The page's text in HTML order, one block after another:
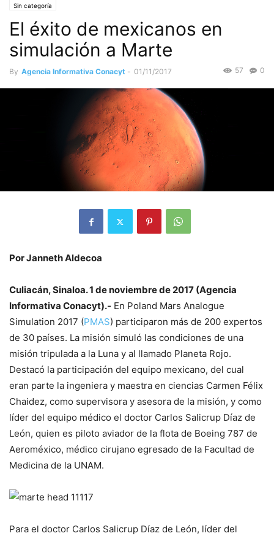
Sin categoría
El éxito de mexicanos en
simulación a Marte
By Agencia Informativa Conacyt - 01/11/2017 0
57
Por Janneth Aldecoa
Culiacán, Sinaloa. 1 de noviembre de 2017 (Agencia
Informativa Conacyt).- En Poland Mars Analogue
Simulation 2017 (PMAS) participaron más de 200 expertos
de 30 países. La misión simuló las condiciones de una
misión tripulada a la Luna y al llamado Planeta Rojo.
Destacó la participación del equipo mexicano, del cual
eran parte la ingeniera y maestra en ciencias Carmen Félix
Chaidez, como supervisora y asesora de la misión, y como
líder del equipo médico el doctor Carlos Salicrup Díaz de
León, quien es piloto aviador de la flota de Boeing 787 de
Aeroméxico, médico cirujano egresado de la Facultad de
Medicina de la UNAM.
Para el doctor Carlos Salicrup Díaz de León, líder del